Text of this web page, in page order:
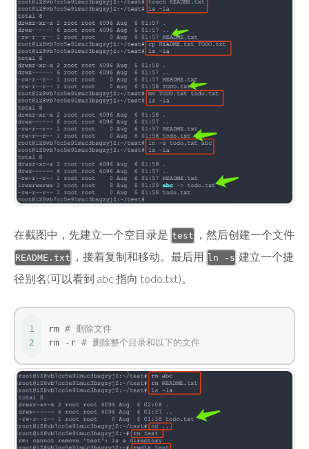
在截图中，先建立一个空目录是 test ，然后创建一个文件
README.txt ，接着复制和移动。最后用 ln -s 建立一个捷
径别名(可以看到 abc 指向 todo.txt)。
1
2
rm # 删除文件
rm -r # 删除整个目录和以下的文件